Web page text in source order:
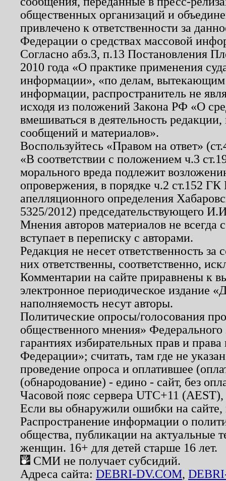
общественных организаций и
привлечено к ответственности за
Федерации о средствах массовой
Согласно абз.3, п.13 Постановления
2010 года «О практике применения
информации», «по делам, вытекающим
информации, распространитель не
исходя из положений Закона РФ «О
вмешиваться в деятельность
сообщений и материалов».
Воспользуйтесь «Правом на ответ»
«В соответствии с положением ч.3
морального вреда подлежит
опровержения, в порядке ч.2 ст.152
апелляционного определения
5325/2012) председательствующего
Мнения авторов материалов не
вступает в переписку с авторами.
Редакция не несет ответственность
них ответственны, соответственно,
Комментарии на сайте приравнены к
электронное периодическое издание
наполняемость несут авторы.
Политические опросы/голосования
общественного мнения»
гарантиях избирательных прав и
Федерации»; считать, там где не
проведение опроса и оплатившее
(обнародование) - едино - сайт, без
Часовой пояс сервера UTC+11
Если вы обнаружили ошибки на
Распространение информации о
общества, публикации на актуальные
женщин. 16+ для детей старше 16 лет.
СМИ не получает субсидий.
Адреса сайта: DEBRI-DV.COM,